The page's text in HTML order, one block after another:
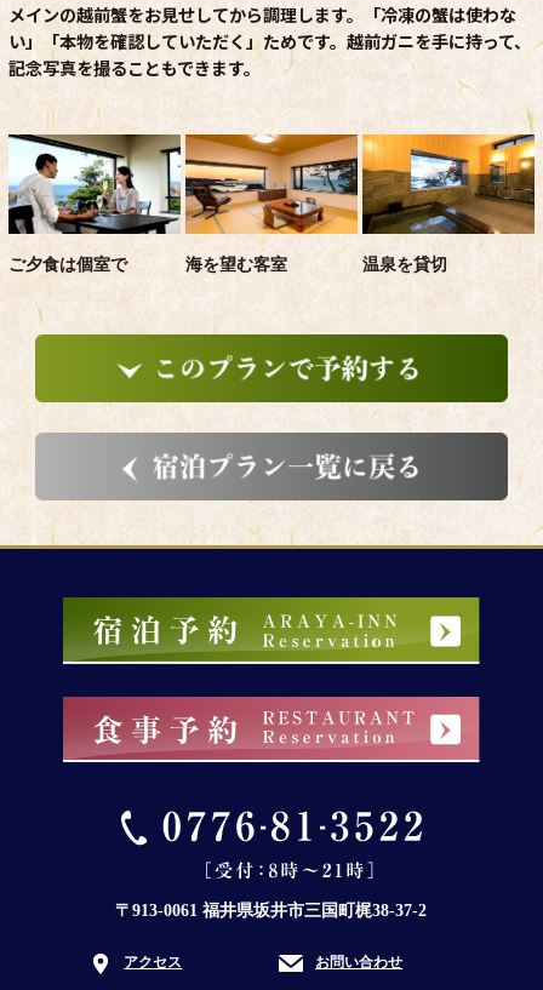
メインの越前蟹をお見せしてから調理します。「冷凍の蟹は使わな
い」「本物を確認していただく」ためです。越前ガニを手に持って、
記念写真を撮ることもできます。
ご夕食は個室で 海を望む客室 温泉を貸切
〒913-0061 福井県坂井市三国町梶38-37-2
アクセス お問い合わせ